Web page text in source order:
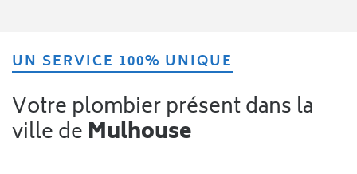
UN SERVICE 100% UNIQUE
Votre plombier présent dans la
ville de Mulhouse